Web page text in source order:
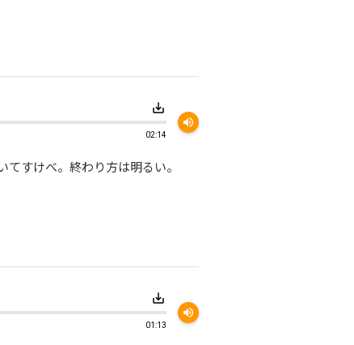
save_alt
02:14
volume_up
すけべ。終わり方は明るい。
save_alt
01:13
volume_up